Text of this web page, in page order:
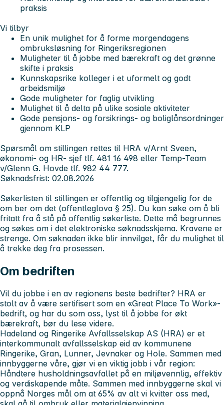
praksis
Vi tilbyr
En unik mulighet for å forme morgendagens
ombruksløsning for Ringeriksregionen
Muligheter til å jobbe med bærekraft og det grønne
skifte i praksis
Kunnskapsrike kolleger i et uformelt og godt
arbeidsmiljø
Gode muligheter for faglig utvikling
Mulighet til å delta på ulike sosiale aktiviteter
Gode pensjons- og forsikrings- og boliglånsordninger
gjennom KLP
Spørsmål om stillingen rettes til HRA v/Arnt Sveen,
økonomi- og HR- sjef tlf. 481 16 498 eller Temp-Team
v/Glenn G. Hovde tlf. 982 44 777.
Søknadsfrist: 02.08.2026
Søkerlisten til stillingen er offentlig og tilgjengelig for de
om ber om det (offentleglova § 25). Du kan søke om å bli
fritatt fra å stå på offentlig søkerliste. Dette må begrunnes
og søkes om i det elektroniske søknadsskjema. Kravene er
strenge. Om søknaden ikke blir innvilget, får du mulighet til
å trekke deg fra prosessen.
Om bedriften
Vil du jobbe i en av regionens beste bedrifter? HRA er
stolt av å være sertifisert som en «Great Place To Work»-
bedrift, og har du som oss, lyst til å jobbe for økt
bærekraft, bør du lese videre.
Hadeland og Ringerike Avfallsselskap AS (HRA) er et
interkommunalt avfallsselskap eid av kommunene
Ringerike, Gran, Lunner, Jevnaker og Hole. Sammen med
innbyggerne våre, gjør vi en viktig jobb i vår region:
Håndtere husholdningsavfallet på en miljøvennlig, effektiv
og verdiskapende måte. Sammen med innbyggerne skal vi
oppnå Norges mål om at 65% av alt vi kvitter oss med,